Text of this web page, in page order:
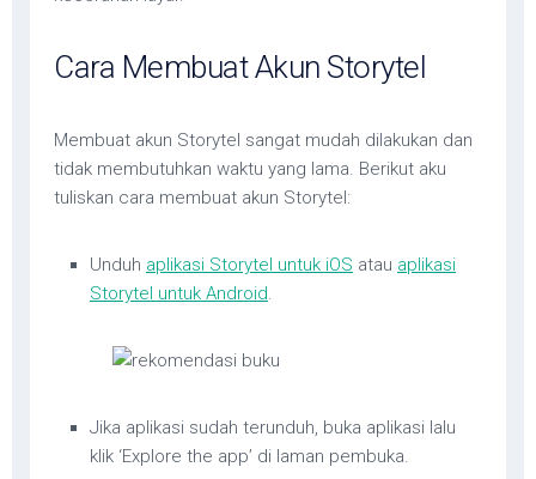
Cara Membuat Akun Storytel
Membuat akun Storytel sangat mudah dilakukan dan
tidak membutuhkan waktu yang lama. Berikut aku
tuliskan cara membuat akun Storytel:
Unduh aplikasi Storytel untuk iOS atau aplikasi
Storytel untuk Android.
Jika aplikasi sudah terunduh, buka aplikasi lalu
klik ‘Explore the app’ di laman pembuka.